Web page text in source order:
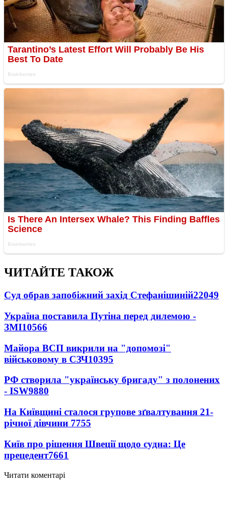
ЧИТАЙТЕ ТАКОЖ
Суд обрав запобіжний захід Стефанішиній22049
Україна поставила Путіна перед дилемою -
ЗМІ10566
Майора ВСП викрили на "допомозі"
військовому в СЗЧ10395
РФ створила "українську бригаду" з полонених
- ISW9880
На Київщині сталося групове зґвалтування 21-
річної дівчини 7755
Київ про рішення Швеції щодо судна: Це
прецедент7661
Читати коментарі